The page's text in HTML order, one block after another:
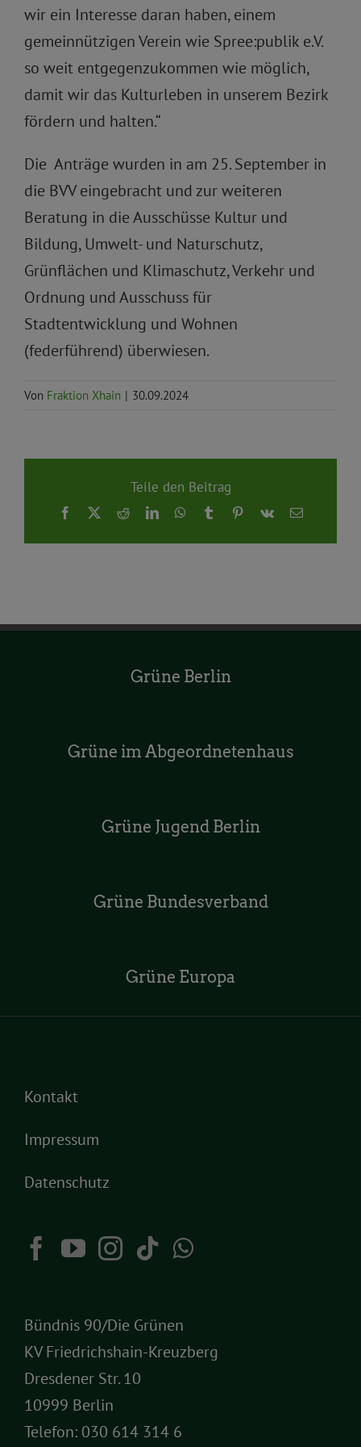
wir ein Interesse daran haben, einem
gemeinnützigen Verein wie Spree:publik e.V.
so weit entgegenzukommen wie möglich,
damit wir das Kulturleben in unserem Bezirk
fördern und halten.“
Die Anträge wurden in am 25. September in
die BVV eingebracht und zur weiteren
Beratung in die Ausschüsse Kultur und
Bildung, Umwelt- und Naturschutz,
Grünflächen und Klimaschutz, Verkehr und
Ordnung und Ausschuss für
Stadtentwicklung und Wohnen
(federführend) überwiesen.
Von Fraktion Xhain | 30.09.2024
Teile den Beitrag
Facebook
X RedditLinkedInWhatsApp
TumblrPinterest
Vk
E-
Grüne Berlin
Grüne im Abgeordnetenhaus
Grüne Jugend Berlin
Grüne Bundesverband
Grüne Europa
Kontakt
Impressum
Datenschutz
Bündnis 90/Die Grünen
KV Friedrichshain-Kreuzberg
Dresdener Str. 10
10999 Berlin
Telefon: 030 614 314 6